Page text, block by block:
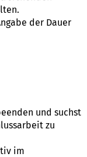
der Dauer
und suchst
zu
im